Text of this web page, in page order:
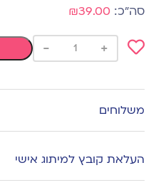
₪39.00
to
wishlist
+
-
משלוחים
העלאת קובץ למיתוג אישי